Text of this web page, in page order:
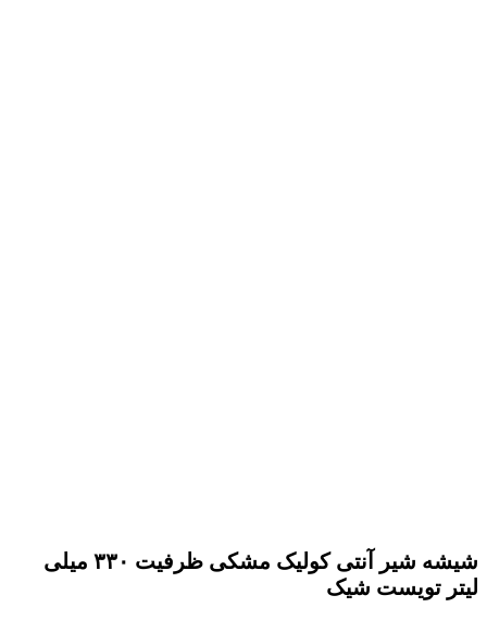
شیشه شیر آنتی کولیک مشکی ظرفیت ۳۳۰ میلی
لیتر تویست شیک